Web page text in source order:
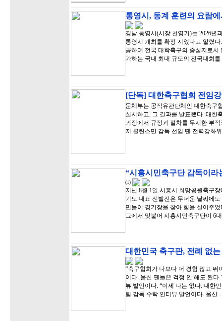
통영시, 동계 훈련의 요람
경남 통영시(시장 천영기)는 2026년
통영시 개최를 확정 지었다고 알렸
공하며 전국 대학축구의 중심지로서
가하는 국내 최대 규모의 전국대회
[단독] 대한축구협회 전임
문체부는 공직유관단체인 대한축구
실시하고, 그 결과를 발표했다. 대한
과정에서 규정과 절차를 무시한 부
저 클린스만 감독 선임 땐 전력강화
“시흥시민축구단 감독이
(1)
지난 8월 1일 시흥시 희망공원축구
기도 대표 선발전은 무더운 날씨에
민들이 경기장을 찾아 힘을 실어주
그에서 맞붙어 시흥시민축구단이 6
대한민국 축구판, 전례 없
“축구협회가 나보다 더 경험 많고
이다. 울산 팬들은 걱정 안 해도 된다
뷰 발언이다. “이제 나는 없다. 대한
팀 감독 수락 인터뷰 발언이다. 울산